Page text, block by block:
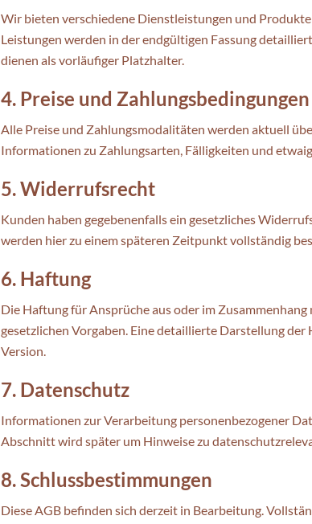
Wir bieten verschiedene Dienstleistungen und
Leistungen werden in der endgültigen Fassung
dienen als vorläufiger Platzhalter.
4. Preise und Zahlungsbedingungen
Alle Preise und Zahlungsmodalitäten werden aktuell
Informationen zu Zahlungsarten, Fälligkeiten und
5. Widerrufsrecht
Kunden haben gegebenenfalls ein gesetzliches
werden hier zu einem späteren Zeitpunkt vollständig
6. Haftung
Die Haftung für Ansprüche aus oder im
gesetzlichen Vorgaben. Eine detaillierte Darstellung
Version.
7. Datenschutz
Informationen zur Verarbeitung personenbezogener
Abschnitt wird später um Hinweise zu
8. Schlussbestimmungen
Diese AGB befinden sich derzeit in Bearbeitung.